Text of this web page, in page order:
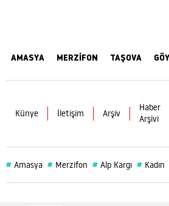
AMASYA MERZİFON TAŞOVA
Künye İletişim Arşiv
Haber
Arşivi
# Amasya # Merzifon # Alp Kargı # Kadın